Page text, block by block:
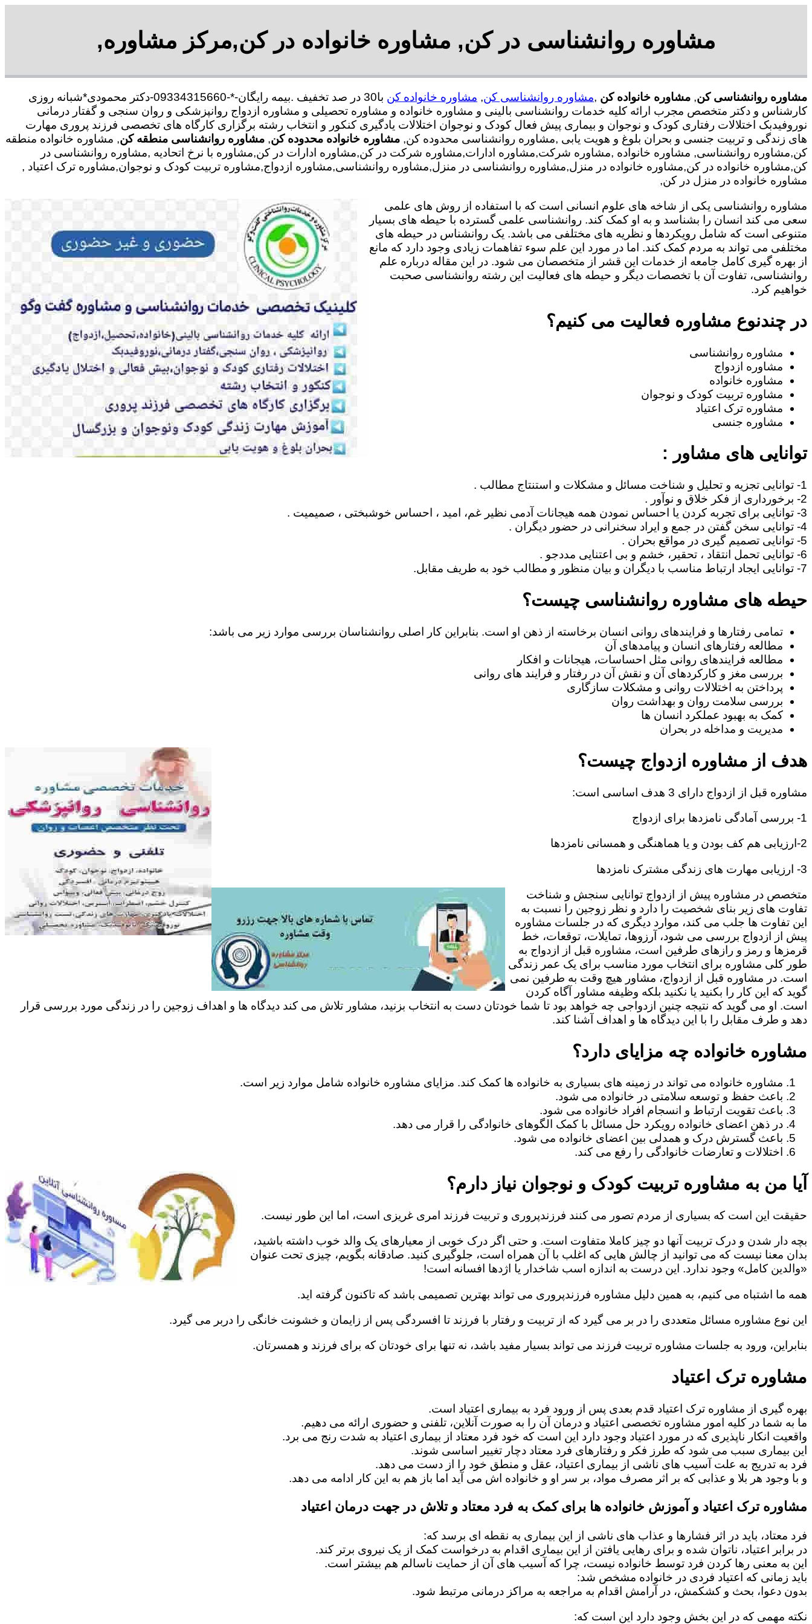
مشاوره روانشناسی در کن, مشاوره خانواده در کن,مرکز مشاوره,
مشاوره روانشناسی کن, مشاوره خانواده کن ,مشاوره روانشناسی کن, مشاوره خانواده کن
با30 در صد تخفیف .بیمه رایگان-*-09334315660-دکتر محمودی*شبانه روزی
کارشناس و دکتر متخصص مجرب ارائه کلیه خدمات روانشناسی بالینی و مشاوره خانواده و مشاوره تحصیلی و مشاوره ازدواج روانپزشکی و روان سنجی و گفتار درمانی
نوروفیدبک اختلالات رفتاری کودک و نوجوان و بیماری پیش فعال کودک و نوجوان اختلالات یادگیری کنکور و انتخاب رشته برگزاری کارگاه های تخصصی فرزند پروری مهارت
های زندگی و تربیت جنسی و بحران بلوغ و هویت یابی ,مشاوره روانشناسی محدوده کن, مشاوره خانواده محدوده کن, مشاوره روانشناسی منطقه کن, مشاوره خانواده منطقه
کن,مشاوره روانشناسی, مشاوره خانواده ,مشاوره شرکت,مشاوره ادارات,مشاوره شرکت در کن,مشاوره ادارات در کن,مشاوره با نرخ اتحادیه ,مشاوره روانشناسی در
کن,مشاوره خانواده در کن,مشاوره خانواده در منزل,مشاوره روانشناسی در منزل,مشاوره روانشناسی,مشاوره ازدواج,مشاوره تربیت کودک و نوجوان,مشاوره ترک اعتیاد ,
مشاوره خانواده در منزل در کن,
مشاوره روانشناسی یکی از شاخه های علوم انسانی است که با استفاده از روش های علمی
سعی می کند انسان را بشناسد و به او کمک کند. روانشناسی علمی گسترده با حیطه های بسیار
متنوعی است که شامل رویکردها و نظریه های مختلفی می باشد. یک روانشناس در حیطه های
مختلفی می تواند به مردم کمک کند. اما در مورد این علم سوء تفاهمات زیادی وجود دارد که مانع
از بهره گیری کامل جامعه از خدمات این قشر از متخصصان می شود. در این مقاله درباره علم
روانشناسی، تفاوت آن با تخصصات دیگر و حیطه های فعالیت این رشته روانشناسی صحبت
خواهیم کرد.
در چندنوع مشاوره فعالیت می کنیم؟
مشاوره روانشناسی
مشاوره ازدواج
مشاوره خانواده
مشاوره تربیت کودک و نوجوان
مشاوره ترک اعتیاد
مشاوره جنسی
توانایی های مشاور :
1- توانایی تجزیه و تحلیل و شناخت مسائل و مشکلات و استنتاج مطالب .
2- برخورداری از فکر خلاق و نوآور .
3- توانایی برای تجربه کردن یا احساس نمودن همه هیجانات آدمی نظیر غم، امید ، احساس خوشبختی ، صمیمیت .
4- توانایی سخن گفتن در جمع و ایراد سخنرانی در حضور دیگران .
5- توانایی تصمیم گیری در مواقع بحران .
6- توانایی تحمل انتقاد ، تحقیر، خشم و بی اعتنایی مددجو .
7- توانایی ایجاد ارتباط مناسب با دیگران و بیان منظور و مطالب خود به طریف مقابل.
حیطه های مشاوره روانشناسی چیست؟
تمامی رفتارها و فرایندهای روانی انسان برخاسته از ذهن او است. بنابراین کار اصلی روانشناسان بررسی موارد زیر می باشد:
مطالعه رفتارهای انسان و پیامدهای آن
مطالعه فرایندهای روانی مثل احساسات، هیجانات و افکار
بررسی مغز و کارکردهای آن و نقش آن در رفتار و فرایند های روانی
پرداختن به اختلالات روانی و مشکلات سازگاری
بررسی سلامت روان و بهداشت روان
کمک به بهبود عملکرد انسان ها
مدیریت و مداخله در بحران
هدف از مشاوره ازدواج چیست؟
مشاوره قبل از ازدواج دارای 3 هدف اساسی است:
1- بررسی آمادگی نامزدها برای ازدواج
2-ارزیابی هم کف بودن و یا هماهنگی و همسانی نامزدها
3- ارزیابی مهارت های زندگی مشترک نامزدها
متخصص در مشاوره پیش از ازدواج توانایی سنجش و شناخت
تفاوت های زیر بنای شخصیت را دارد و نظر زوجین را نسبت به
این تفاوت ها جلب می کند، موارد دیگری که در جلسات مشاوره
پیش از ازدواج بررسی می شود، آرزوها، تمایلات، توقعات، خط
قرمزها و رمز و رازهای طرفین است، مشاوره قبل از ازدواج به
طور کلی مشاوره برای انتخاب مورد مناسب برای یک عمر زندگی
است. در مشاوره قبل از ازدواج، مشاور هیچ وقت به طرفین نمی
گوید که این کار را بکنید یا نکنید بلکه وظیفه مشاور آگاه کردن
است. او می گوید که نتیجه چنین ازدواجی چه خواهد بود تا شما خودتان دست به انتخاب بزنید، مشاور تلاش می کند دیدگاه ها و اهداف زوجین را در زندگی مورد بررسی قرار
دهد و طرف مقابل را با این دیدگاه ها و اهداف آشنا کند.
مشاوره خانواده چه مزایای دارد؟
مشاوره خانواده می تواند در زمینه های بسیاری به خانواده ها کمک کند. مزایای مشاوره خانواده شامل موارد زیر است.
باعث حفظ و توسعه سلامتی در خانواده می شود.
باعث تقویت ارتباط و انسجام افراد خانواده می شود.
در ذهن اعضای خانواده رویکرد حل مسائل با کمک الگوهای خانوادگی را قرار می دهد.
باعث گسترش درک و همدلی بین اعضای خانواده می شود.
اختلالات و تعارضات خانوادگی را رفع می کند.
آیا من به مشاوره تربیت کودک و نوجوان نیاز دارم؟
حقیقت این است که بسیاری از مردم تصور می کنند فرزندپروری و تربیت فرزند امری غریزی است، اما این طور نیست.
بچه دار شدن و درک تربیت آنها دو چیز کاملا متفاوت است. و حتی اگر درک خوبی از معیارهای یک والد خوب داشته باشید،
بدان معنا نیست که می توانید از چالش هایی که اغلب با آن همراه است، جلوگیری کنید. صادقانه بگویم، چیزی تحت عنوان
«والدین کامل» وجود ندارد. این درست به اندازه اسب شاخدار یا اژدها افسانه است!
همه ما اشتباه می کنیم، به همین دلیل مشاوره فرزندپروری می تواند بهترین تصمیمی باشد که تاکنون گرفته اید.
این نوع مشاوره مسائل متعددی را در بر می گیرد که از تربیت و رفتار با فرزند تا افسردگی پس از زایمان و خشونت خانگی را دربر می گیرد.
بنابراین، ورود به جلسات مشاوره تربیت فرزند می تواند بسیار مفید باشد، نه تنها برای خودتان که برای فرزند و همسرتان.
مشاوره ترک اعتیاد
بهره گیری از مشاوره ترک اعتیاد قدم بعدی پس از ورود فرد به بیماری اعتیاد است.
ما به شما در کلیه امور مشاوره تخصصی اعتیاد و درمان آن را به صورت آنلاین، تلفنی و حضوری ارائه می دهیم.
واقعیت انکار ناپذیری که در مورد اعتیاد وجود دارد این است که خود فرد معتاد از بیماری اعتیاد به شدت رنج می برد.
این بیماری سبب می شود که طرز فکر و رفتارهای فرد معتاد دچار تغییر اساسی شوند.
فرد به تدریج به علت آسیب های ناشی از بیماری اعتیاد، عقل و منطق خود را از دست می دهد.
و با وجود هر بلا و عذابی که بر اثر مصرف مواد، بر سر او و خانواده اش می آید اما باز هم به این کار ادامه می دهد.
مشاوره ترک اعتیاد و آموزش خانواده ها برای کمک به فرد معتاد و تلاش در جهت درمان اعتیاد
فرد معتاد، باید در اثر فشارها و عذاب های ناشی از این بیماری به نقطه ای برسد که:
در برابر اعتیاد، ناتوان شده و برای رهایی یافتن از این بیماری اقدام به درخواست کمک از یک نیروی برتر کند.
این به معنی رها کردن فرد توسط خانواده نیست، چرا که آسیب های آن از حمایت ناسالم هم بیشتر است.
باید زمانی که اعتیاد فردی در خانواده مشخص شد:
بدون دعوا، بحث و کشکمش، در آرامش اقدام به مراجعه به مراکز درمانی مرتبط شود.
نکته مهمی که در این بخش وجود دارد این است که: